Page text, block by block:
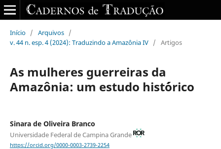
Início / Arquivos /
v. 44 n. esp. 4 (2024): Traduzindo a Amazônia IV / Artigos
As mulheres guerreiras da
Amazônia: um estudo hist´órico
Sinara de Oliveira Branco
Universidade Federal de Campina Grande
https://orcid.org/0000-0003-2739-2254